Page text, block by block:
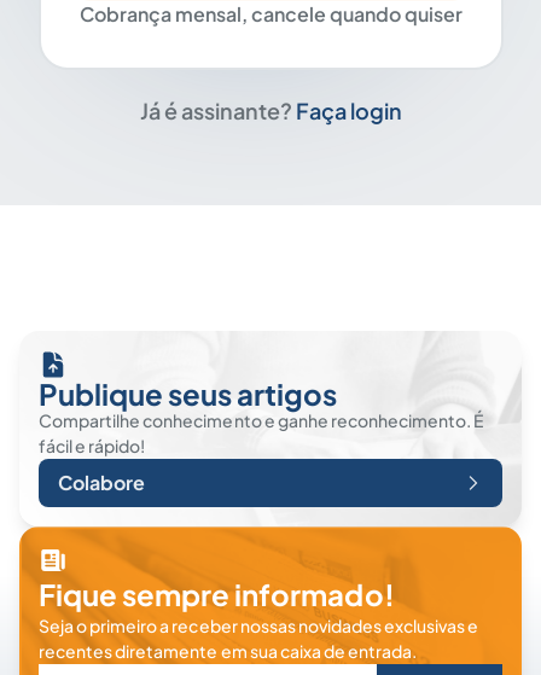
Cobrança mensal, cancele quando quiser
Já é assinante? Faça login
Publique seus artigos
Compartilhe conhecimento e ganhe reconhecimento. É
fácil e rápido!
Colabore
Fique sempre informado!
Seja o primeiro a receber nossas novidades exclusivas e
recentes diretamente em sua caixa de entrada.